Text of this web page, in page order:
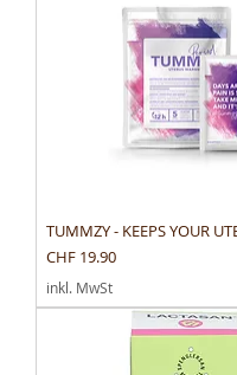
TUMMZY - KEEPS YOUR
Preis
CHF 19.90
inkl. MwSt